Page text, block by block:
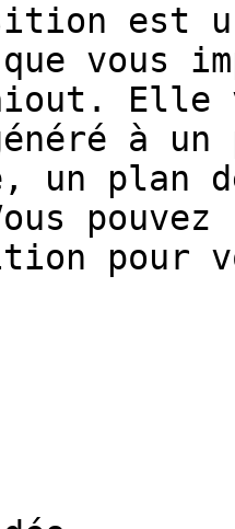
est
que vous
Elle
à
un plan
pour